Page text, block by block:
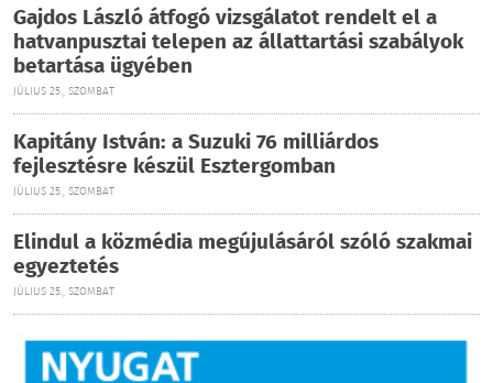
Gajdos László átfogó vizsgálatot rendelt el a
hatvanpusztai telepen az állattartási szabályok
betartása ügyében
JÚLIUS 25., SZOMBAT
Kapitány István: a Suzuki 76 milliárdos
fejlesztésre készül Esztergomban
JÚLIUS 25., SZOMBAT
Elindul a közmédia megújulásáról szóló szakmai
egyeztetés
JÚLIUS 25., SZOMBAT